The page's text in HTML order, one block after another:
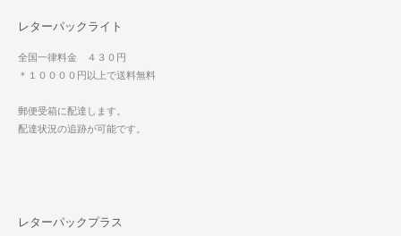
レターパックライト
全国一律料金 ４３０円
＊１００００円以上で送料無料
郵便受箱に配達します。
配達状況の追跡が可能です。
レターパックプラス